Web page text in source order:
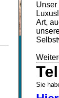
Unser
Art,
Sie